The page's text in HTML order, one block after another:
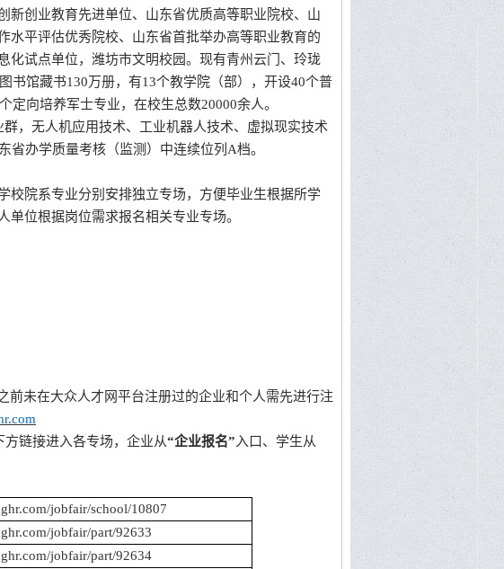
创业教育先进单位、山东省优质高等职业院校、山
水平评估优秀院校、山东省首批举办高等职业教育的
化试点单位，潍坊市文明校园。现有青州云门、玲珑
书馆藏书130万册，有13个教学院（部），开设40个普
定向培养军士专业，在校生总数20000余人。
无人机应用技术、工业机器人技术、虚拟现实技术
省办学质量考核（监测）中连续位列A档。
院系专业分别安排独立专场，方便毕业生根据所学
位根据岗位需求报名相关专业专场。
未在大众人才网平台注册过的企业和个人需先进行注
链接进入各专场，企业从“企业报名” 入口、学生从
jobfair/school/10807
jobfair/part/92633
jobfair/part/92634